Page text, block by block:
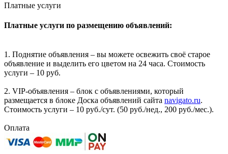
Платные услуги
Платные услуги по размещению объявлений:
1. Поднятие объявления – вы можете освежить своё старое
объявление и выделить его цветом на 24 часа. Стоимость
услуги – 10 руб.
2. VIP-объявления – блок с объявлениями, который
размещается в блоке Доска объявлений сайта navigato.ru.
Стоимость услуги – 10 руб./сут. (50 руб./нед., 200 руб./мес.).
Оплата